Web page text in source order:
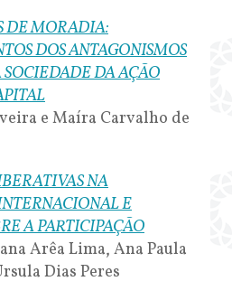
DE MORADIA:
DOS ANTAGONISMOS
SOCIEDADE DA AÇÃO
e Maíra Carvalho de
NA
E
A PARTICIPAÇÃO
Arêa Lima, Ana Paula
Dias Peres